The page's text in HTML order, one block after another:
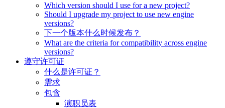
Which version should I use for a new project?
Should I upgrade my project to use new engine
versions?
下一个版本什么时候发布？
What are the criteria for compatibility across engine
versions?
遵守许可证
什么是许可证？
需求
包含
演职员表